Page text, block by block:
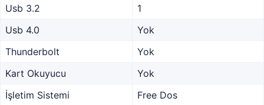
Usb 3.2
1
Usb 4.0
Yok
Thunderbolt
Yok
Kart Okuyucu
Yok
İşletim Sistemi
Free Dos